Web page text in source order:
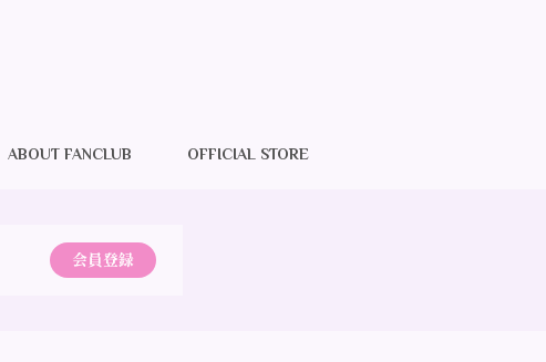
ABOUT FANCLUB OFFICIAL STORE
会員登録